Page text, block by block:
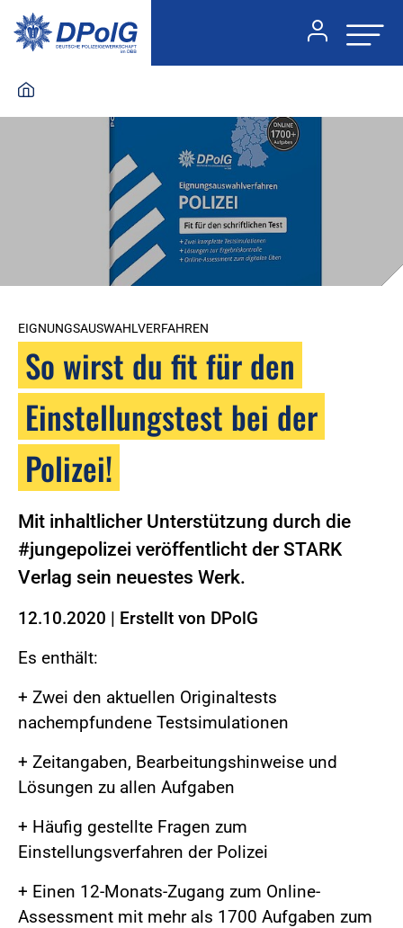
EIGNUNGSAUSWAHLVERFAHREN
So wirst du fit für den
Einstellungstest bei der
Polizei!
Mit inhaltlicher Unterstützung durch die
#jungepolizei veröffentlicht der STARK
Verlag sein neuestes Werk.
12.10.2020 | Erstellt von DPolG
Es enthält:
+ Zwei den aktuellen Originaltests
nachempfundene Testsimulationen
+ Zeitangaben, Bearbeitungshinweise und
Lösungen zu allen Aufgaben
+ Häufig gestellte Fragen zum
Einstellungsverfahren der Polizei
+ Einen 12-Monats-Zugang zum Online-
Assessment mit mehr als 1700 Aufgaben zum